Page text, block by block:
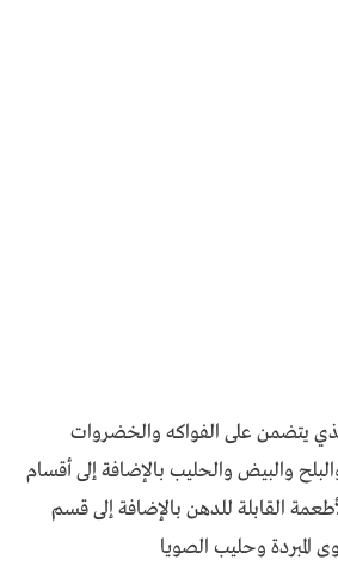
يتضمن على الفواكه والخضروات
والبيض والحليب بالإضافة إلى أقسام
القابلة للدهن بالإضافة إلى قسم
المبردة وحليب الصويا